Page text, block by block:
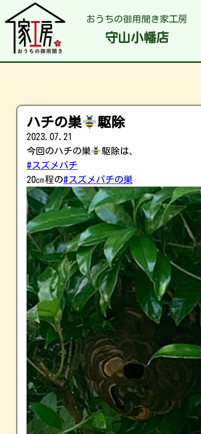
おうちの御用聞き家工房
守山小幡店
ハチの巣 駆除
2023.07.21
今回のハチの巣
駆除は、
#スズメバチ
20㎝程の#スズメバチの巣